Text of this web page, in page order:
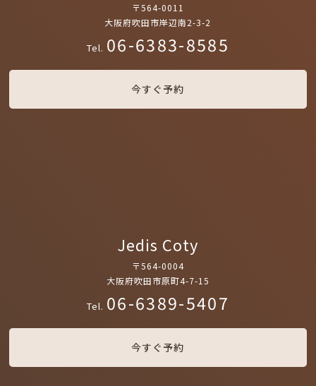
〒564-0011
大阪府吹田市岸辺南2-3-2
Tel. 06-6383-8585
今すぐ予約
Jedis Coty
〒564-0004
大阪府吹田市原町4-7-15
Tel. 06-6389-5407
今すぐ予約